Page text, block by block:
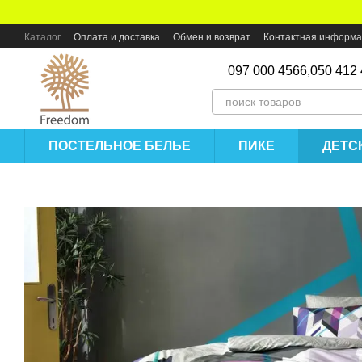
Каталог Оплата и доставка Обмен и возврат Контактная
097 000 4566,050 412
ПОСТЕЛЬНОЕ БЕЛЬЕ ПИКЕ